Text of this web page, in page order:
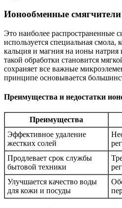
Ионообменные смягчители
Это наиболее распространенные
используется специальная смола,
кальция и магния на ионы натрия
такой обработки становится
сохраняет все важные
принципе основывается
Преимущества и недостатки
Преимущества
Эффективное удаление
жестких солей
Продлевает срок службы
бытовой техники
Улучшается качество воды
для кожи и посуды